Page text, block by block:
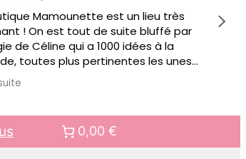
Mamounette est un lieu très
! On est tout de suite bluffé par
de Céline qui a 1000 idées à la
toutes plus pertinentes les unes
autres pour vous conseiller.
de jouets éducatifs ou autre objets
organisés régulièrement.
+ qu’une boutique, c’est aussi un
rencontre.. pour mes prochains
0,00 €